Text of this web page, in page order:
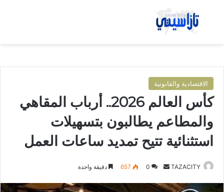
بحث عن
الاقتصادية والقانونية
كأس العالم 2026.. أرباب المقاهي
والمطاعم يطالبون بتسهيلات
استثنائية تتيح تمديد ساعات العمل
TAZACITY
0
657 دقيقة واحدة